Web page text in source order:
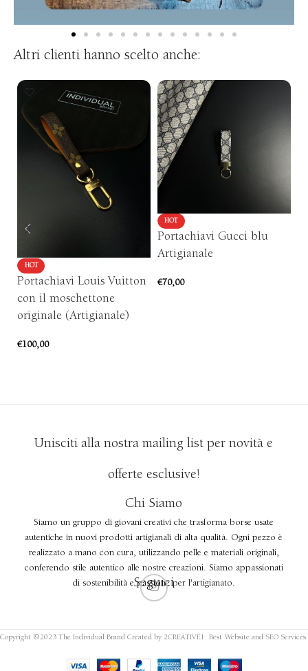
Altri clienti hanno scelto anche:
HOT
Portachiavi Louis Vuitton
con il moschettone
originale (Artigianale)
€100,00
HOT
Portachiavi Gucci blu
Artigianale
€70,00
Unisciti alla nostra mailing list per novità e
offerte esclusive!
Chi Siamo
Siamo un gruppo di giovani creativi che trasforma borse usate
autentiche in nuovi prodotti artigianali di alta qualità. Ogni pezzo è
realizzato a mano con cura, utilizzando pelle e materiali originali,
conferendo stile autentico alle nostre creazioni. Siamo appassionati
di sostenibilità e passione per l'artigianato.
Seguici
Copyright ©2023 The Individual Brand Created by 2CREATIVE1. Best Website and SEO Services.